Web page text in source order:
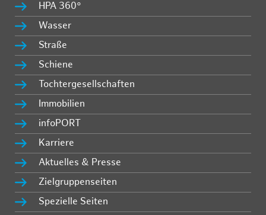
HPA 360°
Wasser
Straße
Schiene
Tochtergesellschaften
Immobilien
infoPORT
Karriere
Aktuelles & Presse
Zielgruppenseiten
Spezielle Seiten